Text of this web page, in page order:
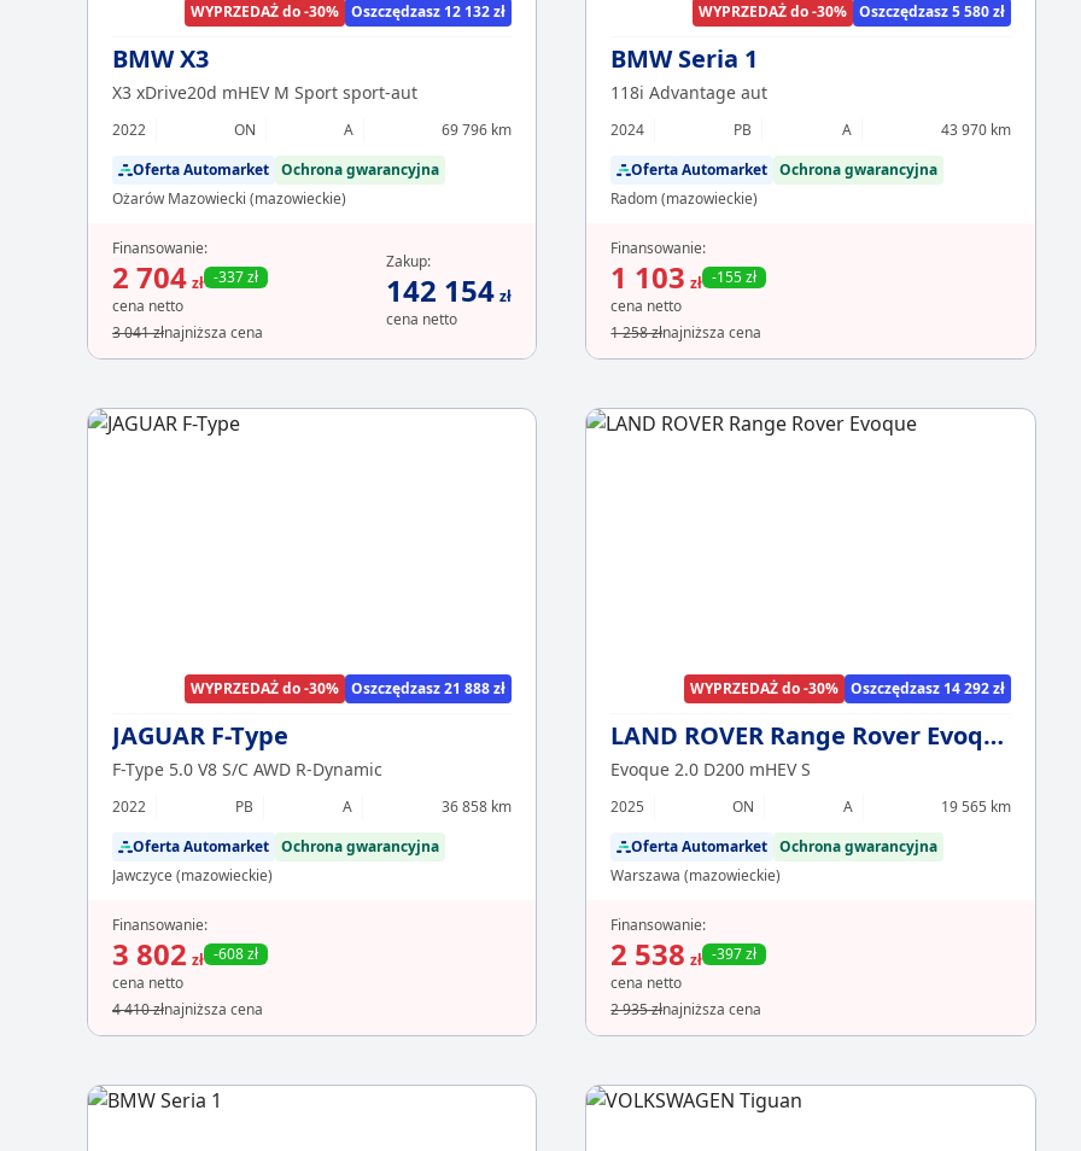
WYPRZEDAŻ do -30% Oszczędzasz 12 132 zł
BMW X3
X3 xDrive20d mHEV M Sport sport-aut
2022 ON A
69 796 km
Oferta Automarket Ochrona gwarancyjna
Ożarów Mazowiecki (mazowieckie)
Finansowanie:
2 704 zł -337 zł
cena netto
3 041 złnajniższa cena
Zakup:
142 154 zł
cena netto
WYPRZEDAŻ do -30% Oszczędzasz 5 580 zł
BMW Seria 1
118i Advantage aut
2024 PB A
43 970 km
Oferta Automarket
Ochrona gwarancyjna
Radom (mazowieckie)
Finansowanie:
1 103 zł -155 zł
cena netto
1 258 złnajniższa cena
WYPRZEDAŻ do -30% Oszczędzasz 21 888 zł
JAGUAR F-Type
F-Type 5.0 V8 S/C AWD R-Dynamic
2022 PB A
36 858 km
Oferta Automarket Ochrona gwarancyjna
Jawczyce (mazowieckie)
Finansowanie:
3 802 zł -608 zł
cena netto
4 410 złnajniższa cena
WYPRZEDAŻ do -30% Oszczędzasz 14 292 zł
LAND ROVER Range Rover Evoque
Evoque 2.0 D200 mHEV S
2025 ON A
19 565 km
Oferta Automarket
Ochrona gwarancyjna
Warszawa (mazowieckie)
Finansowanie:
2 538 zł -397 zł
cena netto
2 935 złnajniższa cena